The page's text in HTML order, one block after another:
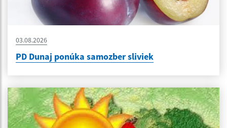
03.08.2026
PD Dunaj ponúka samozber sliviek